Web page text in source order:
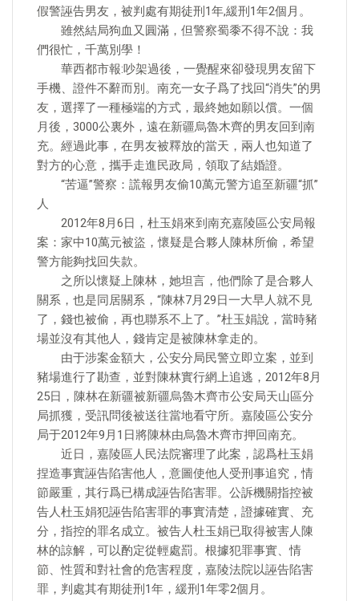
假警誣告男友，被判處有期徒刑1年,緩刑1年2個月。
雖然結局狗血又圓滿，但警察蜀黍不得不說：我
們很忙，千萬別學！
華西都市報:吵架過後，一覺醒來卻發現男友留下
手機、證件不辭而別。南充一女子爲了找回“消失”的男
友，選擇了一種極端的方式，最終她如願以償。一個
月後，3000公裏外，遠在新疆烏魯木齊的男友回到南
充。經過此事，在男友被釋放的當天，兩人也知道了
對方的心意，攜手走進民政局，領取了結婚證。
“苦逼”警察：謊報男友偷10萬元警方追至新疆“抓”
人
2012年8月6日，杜玉娟來到南充嘉陵區公安局報
案：家中10萬元被盜，懷疑是合夥人陳林所偷，希望
警方能夠找回失款。
之所以懷疑上陳林，她坦言，他們除了是合夥人
關系，也是同居關系，“陳林7月29日一大早人就不見
了，錢也被偷，再也聯系不上了。”杜玉娟說，當時豬
場並沒有其他人，錢肯定是被陳林拿走的。
由于涉案金額大，公安分局民警立即立案，並到
豬場進行了勘查，並對陳林實行網上追逃，2012年8月
25日，陳林在新疆被新疆烏魯木齊市公安局天山區分
局抓獲，受訊問後被送往當地看守所。嘉陵區公安分
局于2012年9月1日將陳林由烏魯木齊市押回南充。
近日，嘉陵區人民法院審理了此案，認爲杜玉娟
捏造事實誣告陷害他人，意圖使他人受刑事追究，情
節嚴重，其行爲已構成誣告陷害罪。公訴機關指控被
告人杜玉娟犯誣告陷害罪的事實清楚，證據確實、充
分，指控的罪名成立。被告人杜玉娟已取得被害人陳
林的諒解，可以酌定從輕處罰。根據犯罪事實、情
節、性質和對社會的危害程度，嘉陵法院以誣告陷害
罪，判處其有期徒刑1年，緩刑1年零2個月。